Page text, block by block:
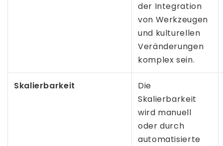
der Integration
von Werkzeugen
und kulturellen
Veränderungen
komplex sein.
Skalierbarkeit
Die
Skalierbarkeit
wird manuell
oder durch
automatisierte